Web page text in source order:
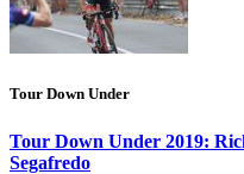
Tour Down Under
Tour Down Under 2019:
Segafredo